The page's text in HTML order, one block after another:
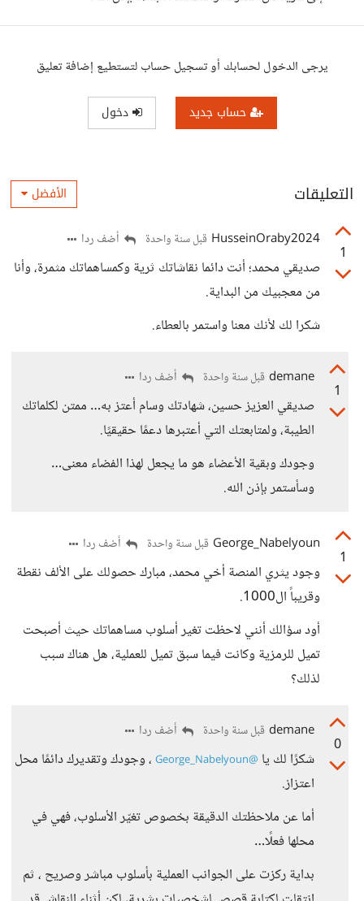
يرجى الدخول لحسابك أو تسجيل حساب لتستطيع إضافة تعليق
حساب جديد دخول
التعليقات الأفضل
1
HusseinOraby2024 قبل سنة واحدة أضف ردا
صديقي محمد؛ أنت دائما نقاشاتك ثرية وكمساهماتك مثمرة، وأنا
من معجبيك من البداية.
شكرا لك لأنك معنا واستمر بالعطاء.
1
demane قبل سنة واحدة أضف ردا
صديقي العزيز حسين، شهادتك وسام أعتز به… ممتن لكلماتك
الطيبة، ولمتابعتك التي أعتبرها دعمًا حقيقيًا.
وجودك وبقية الأعضاء هو ما يجعل لهذا الفضاء معنى…
وسأستمر بإذن الله.
1
George_Nabelyoun قبل سنة واحدة أضف ردا
وجود يثري المنصة أخي محمد، مبارك حصولك على الألف نقطة
وقريباً ال1000.
أود سؤالك أنني لاحظت تغير أسلوب مساهماتك حيث أصبحت
تميل للرمزية وكانت فيما سبق تميل للعملية، هل هناك سبب
لذلك؟
0
demane قبل سنة واحدة أضف ردا
شكرًا لك يا @George_Nabelyoun
، وجودك وتقديرك دائمًا محل
اعتزاز.
أما عن ملاحظتك الدقيقة بخصوص تغيّر الأسلوب، فهي في
محلها فعلًا…
بداية ركزت على الجوانب العملية بأسلوب مباشر وصريح ، ثم